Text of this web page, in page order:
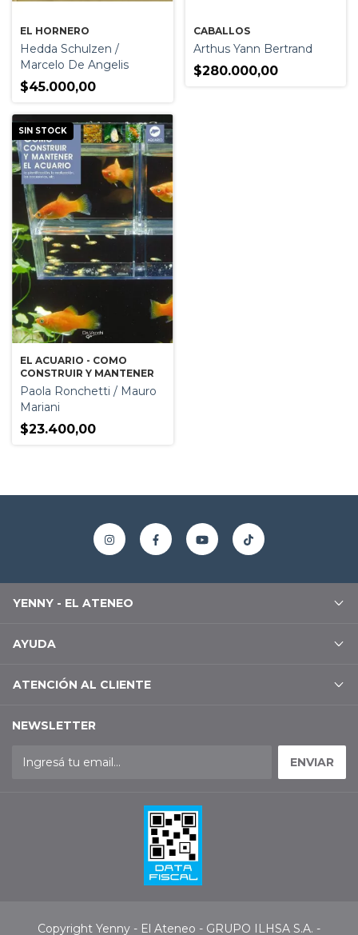
EL HORNERO
Hedda Schulzen /
Marcelo De Angelis
$45.000,00
CABALLOS
Arthus Yann Bertrand
$280.000,00
SIN STOCK
EL ACUARIO - COMO
CONSTRUIR Y MANTENER
Paola Ronchetti / Mauro
Mariani
$23.400,00
YENNY - EL ATENEO
AYUDA
ATENCIÓN AL CLIENTE
NEWSLETTER
Copyright Yenny - El Ateneo - GRUPO ILHSA S.A. -